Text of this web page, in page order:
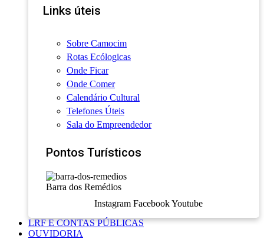
Links úteis
Sobre Camocim
Rotas Ecólogicas
Onde Ficar
Onde Comer
Calendário Cultural
Telefones Úteis
Sala do Empreendedor
Pontos Turísticos
Barra dos Remédios
Instagram Facebook Youtube
LRF E CONTAS PÚBLICAS
OUVIDORIA